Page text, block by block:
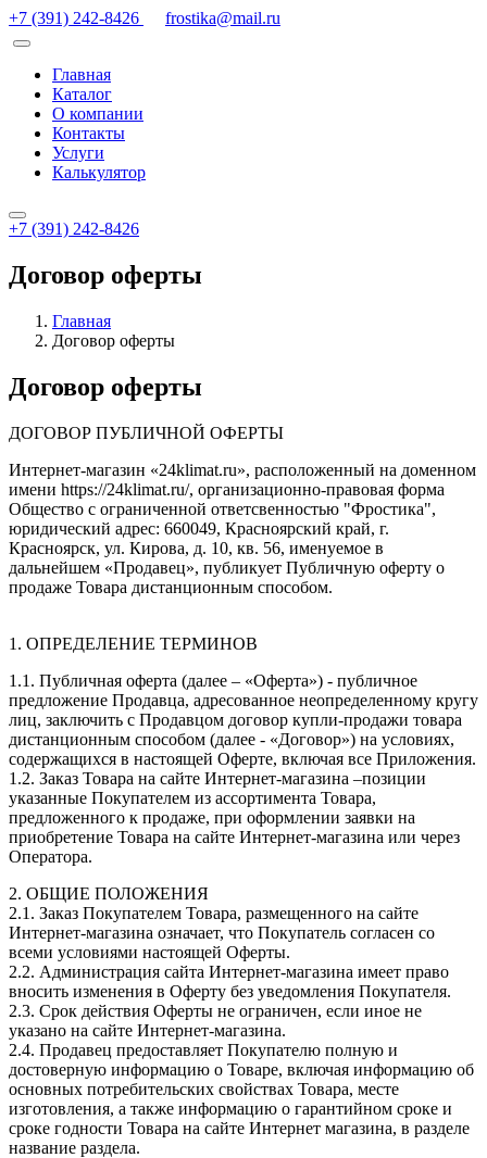
+7 (391) 242-8426 frostika@mail.ru
Главная
Каталог
О компании
Контакты
Услуги
Калькулятор
+7 (391) 242-8426
Договор оферты
Главная
Договор оферты
Договор оферты
ДОГОВОР ПУБЛИЧНОЙ ОФЕРТЫ
Интернет-магазин «24klimat.ru», расположенный на доменном
имени https://24klimat.ru/, организационно-правовая форма
Общество с ограниченной ответсвенностью "Фростика",
юридический адрес: 660049, Красноярский край, г.
Красноярск, ул. Кирова, д. 10, кв. 56, именуемое в
дальнейшем «Продавец», публикует Публичную оферту о
продаже Товара дистанционным способом.
1. ОПРЕДЕЛЕНИЕ ТЕРМИНОВ
1.1. Публичная оферта (далее – «Оферта») - публичное
предложение Продавца, адресованное неопределенному кругу
лиц, заключить с Продавцом договор купли-продажи товара
дистанционным способом (далее - «Договор») на условиях,
содержащихся в настоящей Оферте, включая все Приложения.
1.2. Заказ Товара на сайте Интернет-магазина –позиции
указанные Покупателем из ассортимента Товара,
предложенного к продаже, при оформлении заявки на
приобретение Товара на сайте Интернет-магазина или через
Оператора.
2. ОБЩИЕ ПОЛОЖЕНИЯ
2.1. Заказ Покупателем Товара, размещенного на сайте
Интернет-магазина означает, что Покупатель согласен со
всеми условиями настоящей Оферты.
2.2. Администрация сайта Интернет-магазина имеет право
вносить изменения в Оферту без уведомления Покупателя.
2.3. Срок действия Оферты не ограничен, если иное не
указано на сайте Интернет-магазина.
2.4. Продавец предоставляет Покупателю полную и
достоверную информацию о Товаре, включая информацию об
основных потребительских свойствах Товара, месте
изготовления, а также информацию о гарантийном сроке и
сроке годности Товара на сайте Интернет магазина, в разделе
название раздела.